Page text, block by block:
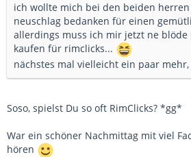
ich wollte mich bei den beiden
neuschlag bedanken für einen
allerdings muss ich mir jetzt ne
kaufen für rimclicks...
nächstes mal vielleicht ein paar
Soso, spielst Du so oft RimClicks? *gg*
War ein schöner Nachmittag mit viel
hören